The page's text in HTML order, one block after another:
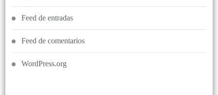
Feed de entradas
Feed de comentarios
WordPress.org